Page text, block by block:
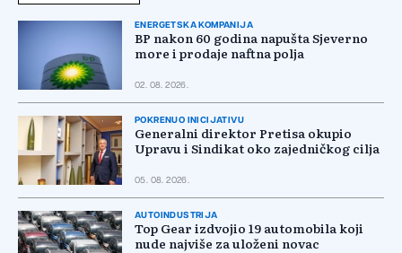
ENERGETSKA KOMPANIJA
BP nakon 60 godina napušta Sjeverno
more i prodaje naftna polja
02. 08. 2026.
POKRENUO INICIJATIVU
Generalni direktor Pretisa okupio
Upravu i Sindikat oko zajedničkog cilja
05. 08. 2026.
AUTOINDUSTRIJA
Top Gear izdvojio 19 automobila koji
nude najviše za uloženi novac